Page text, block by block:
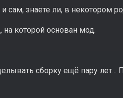
сам, знаете ли, в некотором
которой основан мод.
сборку ещё пару лет...